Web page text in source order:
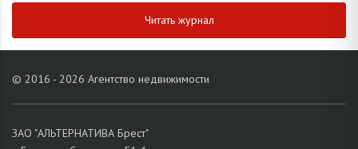
Читать журнал
© 2016 - 2026 Агентство недвижимости
ЗАО "АЛЬТЕРНАТИВА Брест"